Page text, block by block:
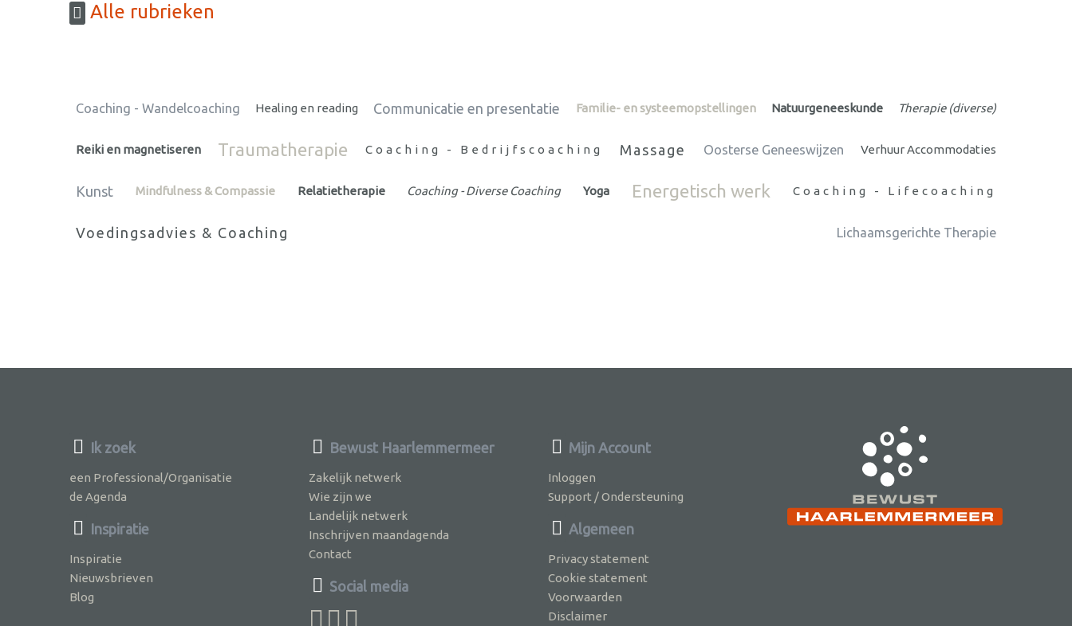
Alle rubrieken
Coaching - Wandelcoaching Healing en reading Communicatie en presentatie Familie- en systeemopstellingen Natuurgeneeskunde Therapie (diverse)
Reiki en magnetiseren Traumatherapie Coaching - Bedrijfscoaching Massage Oosterse Geneeswijzen Verhuur Accommodaties
Kunst Mindfulness & Compassie Relatietherapie Coaching - Diverse Coaching Yoga Energetisch werk Coaching - Lifecoaching
Voedingsadvies & Coaching Lichaamsgerichte Therapie
Ik zoek
een Professional/Organisatie
de Agenda
Inspiratie
Inspiratie
Nieuwsbrieven
Blog
Bewust Haarlemmermeer
Zakelijk netwerk
Wie zijn we
Landelijk netwerk
Inschrijven maandagenda
Contact
Social media
Mijn Account
Inloggen
Support / Ondersteuning
Algemeen
Privacy statement
Cookie statement
Voorwaarden
Disclaimer